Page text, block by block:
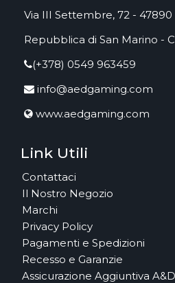
Via III Settembre, 72 -
Repubblica di San Marino -
(+378) 0549 963459
info@aedgaming.com
www.aedgaming.com
Link Utili
Contattaci
Il Nostro Negozio
Marchi
Privacy Policy
Pagamenti e Spedizioni
Recesso e Garanzie
Assicurazione Aggiuntiva